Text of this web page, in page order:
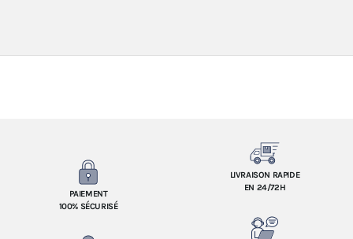
PAIEMENT
100% SÉCURISÉ
LIVRAISON RAPIDE
EN 24/72H